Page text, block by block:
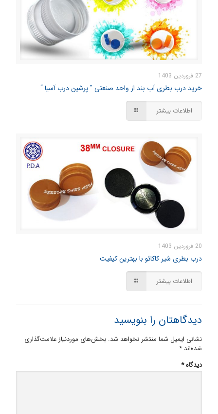
27 فروردین 1403
خرید درب بطری آب بند از واحد صنعتی ” پرشین درب آسیا “
اطلاعات بیشتر
20 فروردین 1403
درب بطری شیر کاکائو با بهترین کیفیت
اطلاعات بیشتر
دیدگاهتان را بنویسید
نشانی ایمیل شما منتشر نخواهد شد. بخش‌های موردنیاز علامت‌گذاری
شده‌اند *
دیدگاه*